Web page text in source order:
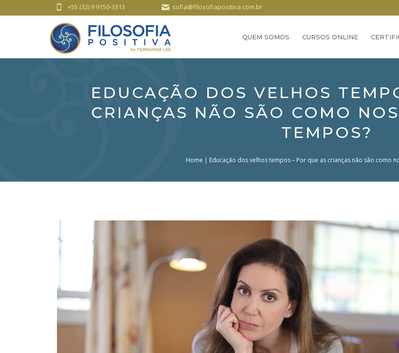
+55 (32) 9 9150-3313 sofia@filosofiapositiva.com.br
QUEM SOMOS CURSOS ONLINE
EDUCAÇÃO DOS VELHOS
CRIANÇAS NÃO SÃO COMO
TEMPOS?
Home | Educação dos velhos tempos – Por que as crianças não são como